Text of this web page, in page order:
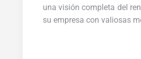
una visión completa del
su empresa con valiosas